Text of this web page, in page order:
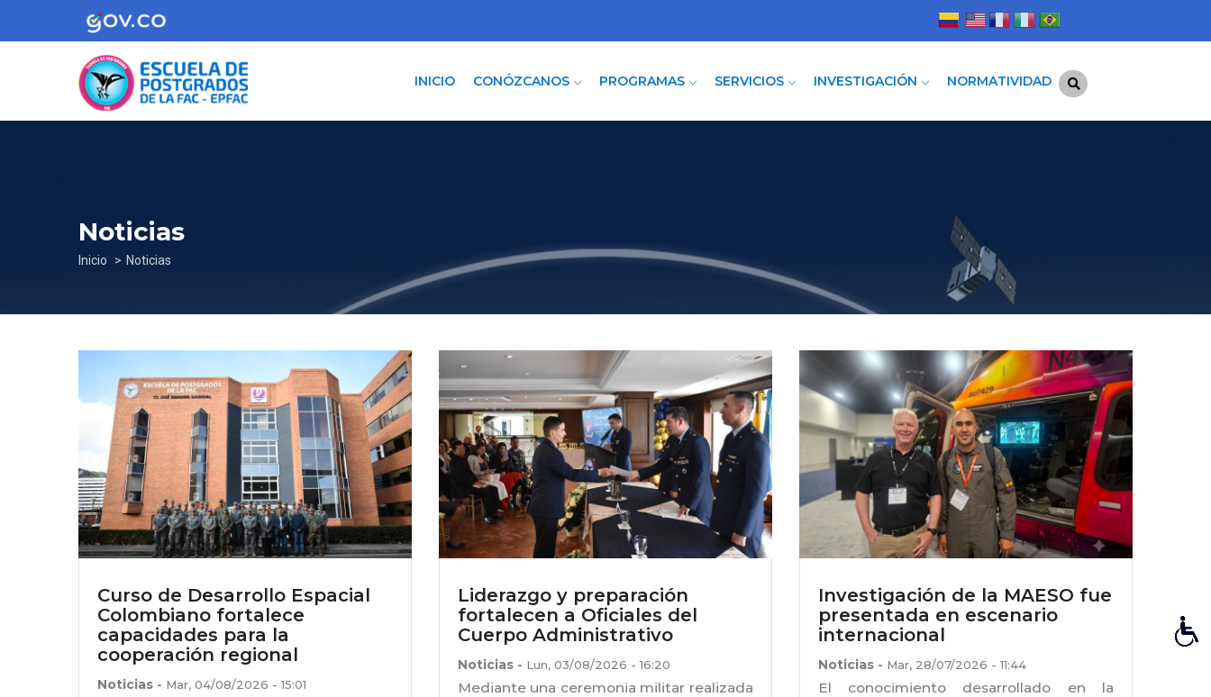
INICIO CONÓZCANOS PROGRAMAS SERVICIOS INVESTIGACIÓN NORMATIVIDAD
Noticias
Sobrescribir
de
ayuda
la
navegación
Inicio Noticias
Curso de Desarrollo Espacial
Colombiano fortalece
capacidades para la
cooperación regional
Noticias - Mar, 04/08/2026 - 15:01
Liderazgo y preparación
fortalecen a Oficiales del
Cuerpo Administrativo
Noticias- Lun, 03/08/2026 - 16:20
Mediante una ceremonia militar realizada
Investigación de la MAESO fue
presentada en escenario
internacional
Noticias- Mar, 28/07/2026 - 11:44
El conocimiento desarrollado en la